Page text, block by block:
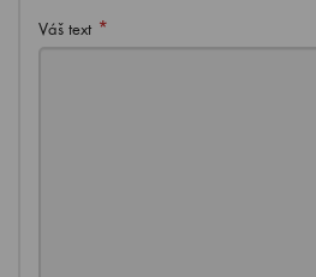
Váš text *